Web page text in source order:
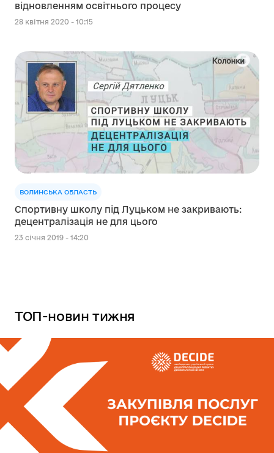
відновленням освітнього процесу
28 квітня 2020 - 10:15
ВОЛИНСЬКА ОБЛАСТЬ
Спортивну школу під Луцьком не закривають:
децентралізація не для цього
23 січня 2019 - 14:20
ТОП-новин тижня